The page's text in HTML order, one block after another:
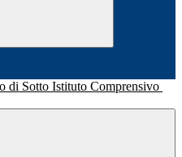
Istituto Comprensivo